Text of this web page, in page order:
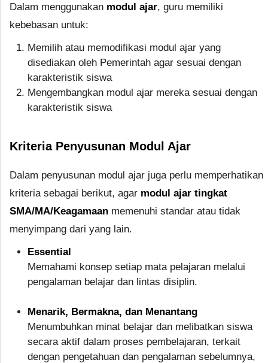
Dalam menggunakan modul ajar, guru memiliki
kebebasan untuk:
Memilih atau memodifikasi modul ajar yang
disediakan oleh Pemerintah agar sesuai dengan
karakteristik siswa
Mengembangkan modul ajar mereka sesuai dengan
karakteristik siswa
Kriteria Penyusunan Modul Ajar
Dalam penyusunan modul ajar juga perlu memperhatikan
kriteria sebagai berikut, agar modul ajar tingkat
SMA/MA/Keagamaan memenuhi standar atau tidak
menyimpang dari yang lain.
Essential
Memahami konsep setiap mata pelajaran melalui
pengalaman belajar dan lintas disiplin.
Menarik, Bermakna, dan Menantang
Menumbuhkan minat belajar dan melibatkan siswa
secara aktif dalam proses pembelajaran, terkait
dengan pengetahuan dan pengalaman sebelumnya,